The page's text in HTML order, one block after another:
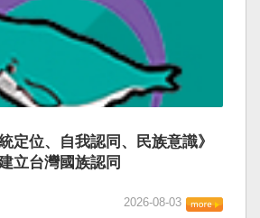
定位、自我認同、民族意識》
立台灣國族認同
2026-08-03